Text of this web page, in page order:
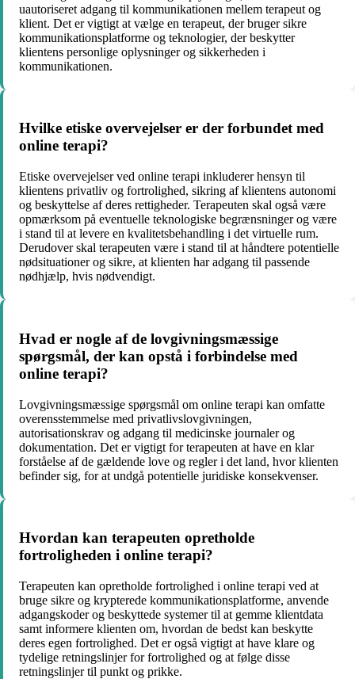
uautoriseret adgang til kommunikationen mellem terapeut og
klient. Det er vigtigt at vælge en terapeut, der bruger sikre
kommunikationsplatforme og teknologier, der beskytter
klientens personlige oplysninger og sikkerheden i
kommunikationen.
Hvilke etiske overvejelser er der forbundet med
online terapi?
Etiske overvejelser ved online terapi inkluderer hensyn til
klientens privatliv og fortrolighed, sikring af klientens autonomi
og beskyttelse af deres rettigheder. Terapeuten skal også være
opmærksom på eventuelle teknologiske begrænsninger og være
i stand til at levere en kvalitetsbehandling i det virtuelle rum.
Derudover skal terapeuten være i stand til at håndtere potentielle
nødsituationer og sikre, at klienten har adgang til passende
nødhjælp, hvis nødvendigt.
Hvad er nogle af de lovgivningsmæssige
spørgsmål, der kan opstå i forbindelse med
online terapi?
Lovgivningsmæssige spørgsmål om online terapi kan omfatte
overensstemmelse med privatlivslovgivningen,
autorisationskrav og adgang til medicinske journaler og
dokumentation. Det er vigtigt for terapeuten at have en klar
forståelse af de gældende love og regler i det land, hvor klienten
befinder sig, for at undgå potentielle juridiske konsekvenser.
Hvordan kan terapeuten opretholde
fortroligheden i online terapi?
Terapeuten kan opretholde fortrolighed i online terapi ved at
bruge sikre og krypterede kommunikationsplatforme, anvende
adgangskoder og beskyttede systemer til at gemme klientdata
samt informere klienten om, hvordan de bedst kan beskytte
deres egen fortrolighed. Det er også vigtigt at have klare og
tydelige retningslinjer for fortrolighed og at følge disse
retningslinjer til punkt og prikke.